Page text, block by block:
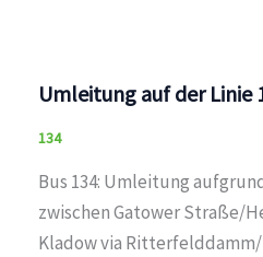
Umleitung auf der Linie
134
Bus 134: Umleitung
zwischen Gatower Straße/
Kladow via Ritterfelddamm/